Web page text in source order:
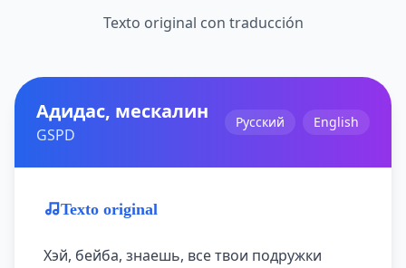
Texto original con traducción
Адидас, мескалин
GSPD
Русский English
Texto original
Хэй, бейба, знаешь, все твои подружки